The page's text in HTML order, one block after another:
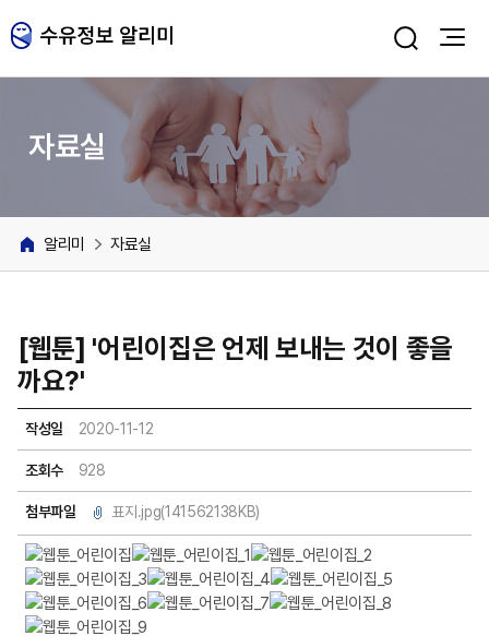
자료실
알리미 자료실
[웹툰] '어린이집은 언제 보내는 것이 좋을
까요?'
작성일 2020-11-12
조회수 928
첨부파일 표지.jpg(141562138KB)